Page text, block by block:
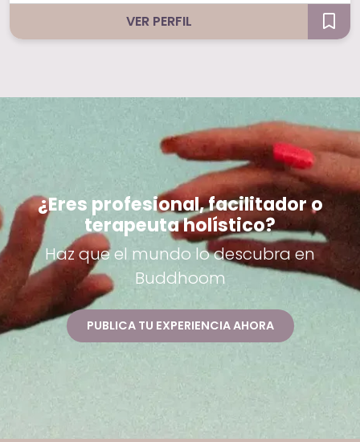
VER PERFIL
¿Eres profesional, facilitador o
terapeuta holístico?
Haz que el mundo lo descubra en
Buddhoom
PUBLICA TU EXPERIENCIA AHORA